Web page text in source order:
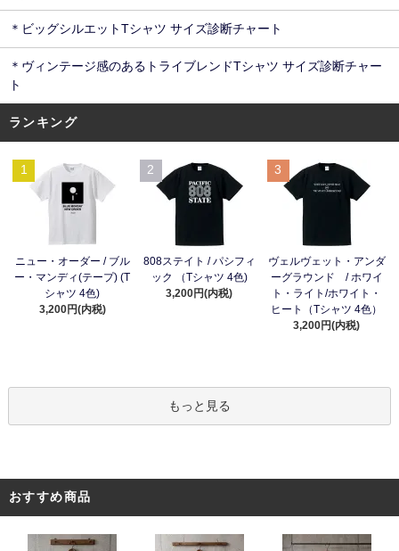
＊ビッグシルエットTシャツ サイズ診断チャート
＊ヴィンテージ感のあるトライブレンドTシャツ サイズ診断チャー
ト
ランキング
1
ニュー・オーダー / ブル
ー・マンディ(テープ) (T
シャツ 4色)
3,200円(内税)
2
808ステイト / パシフィ
ック （Tシャツ 4色)
3,200円(内税)
3
ヴェルヴェット・アンダ
ーグラウンド / ホワイ
ト・ライト/ホワイト・
ヒート（Tシャツ 4色）
3,200円(内税)
もっと見る
おすすめ商品